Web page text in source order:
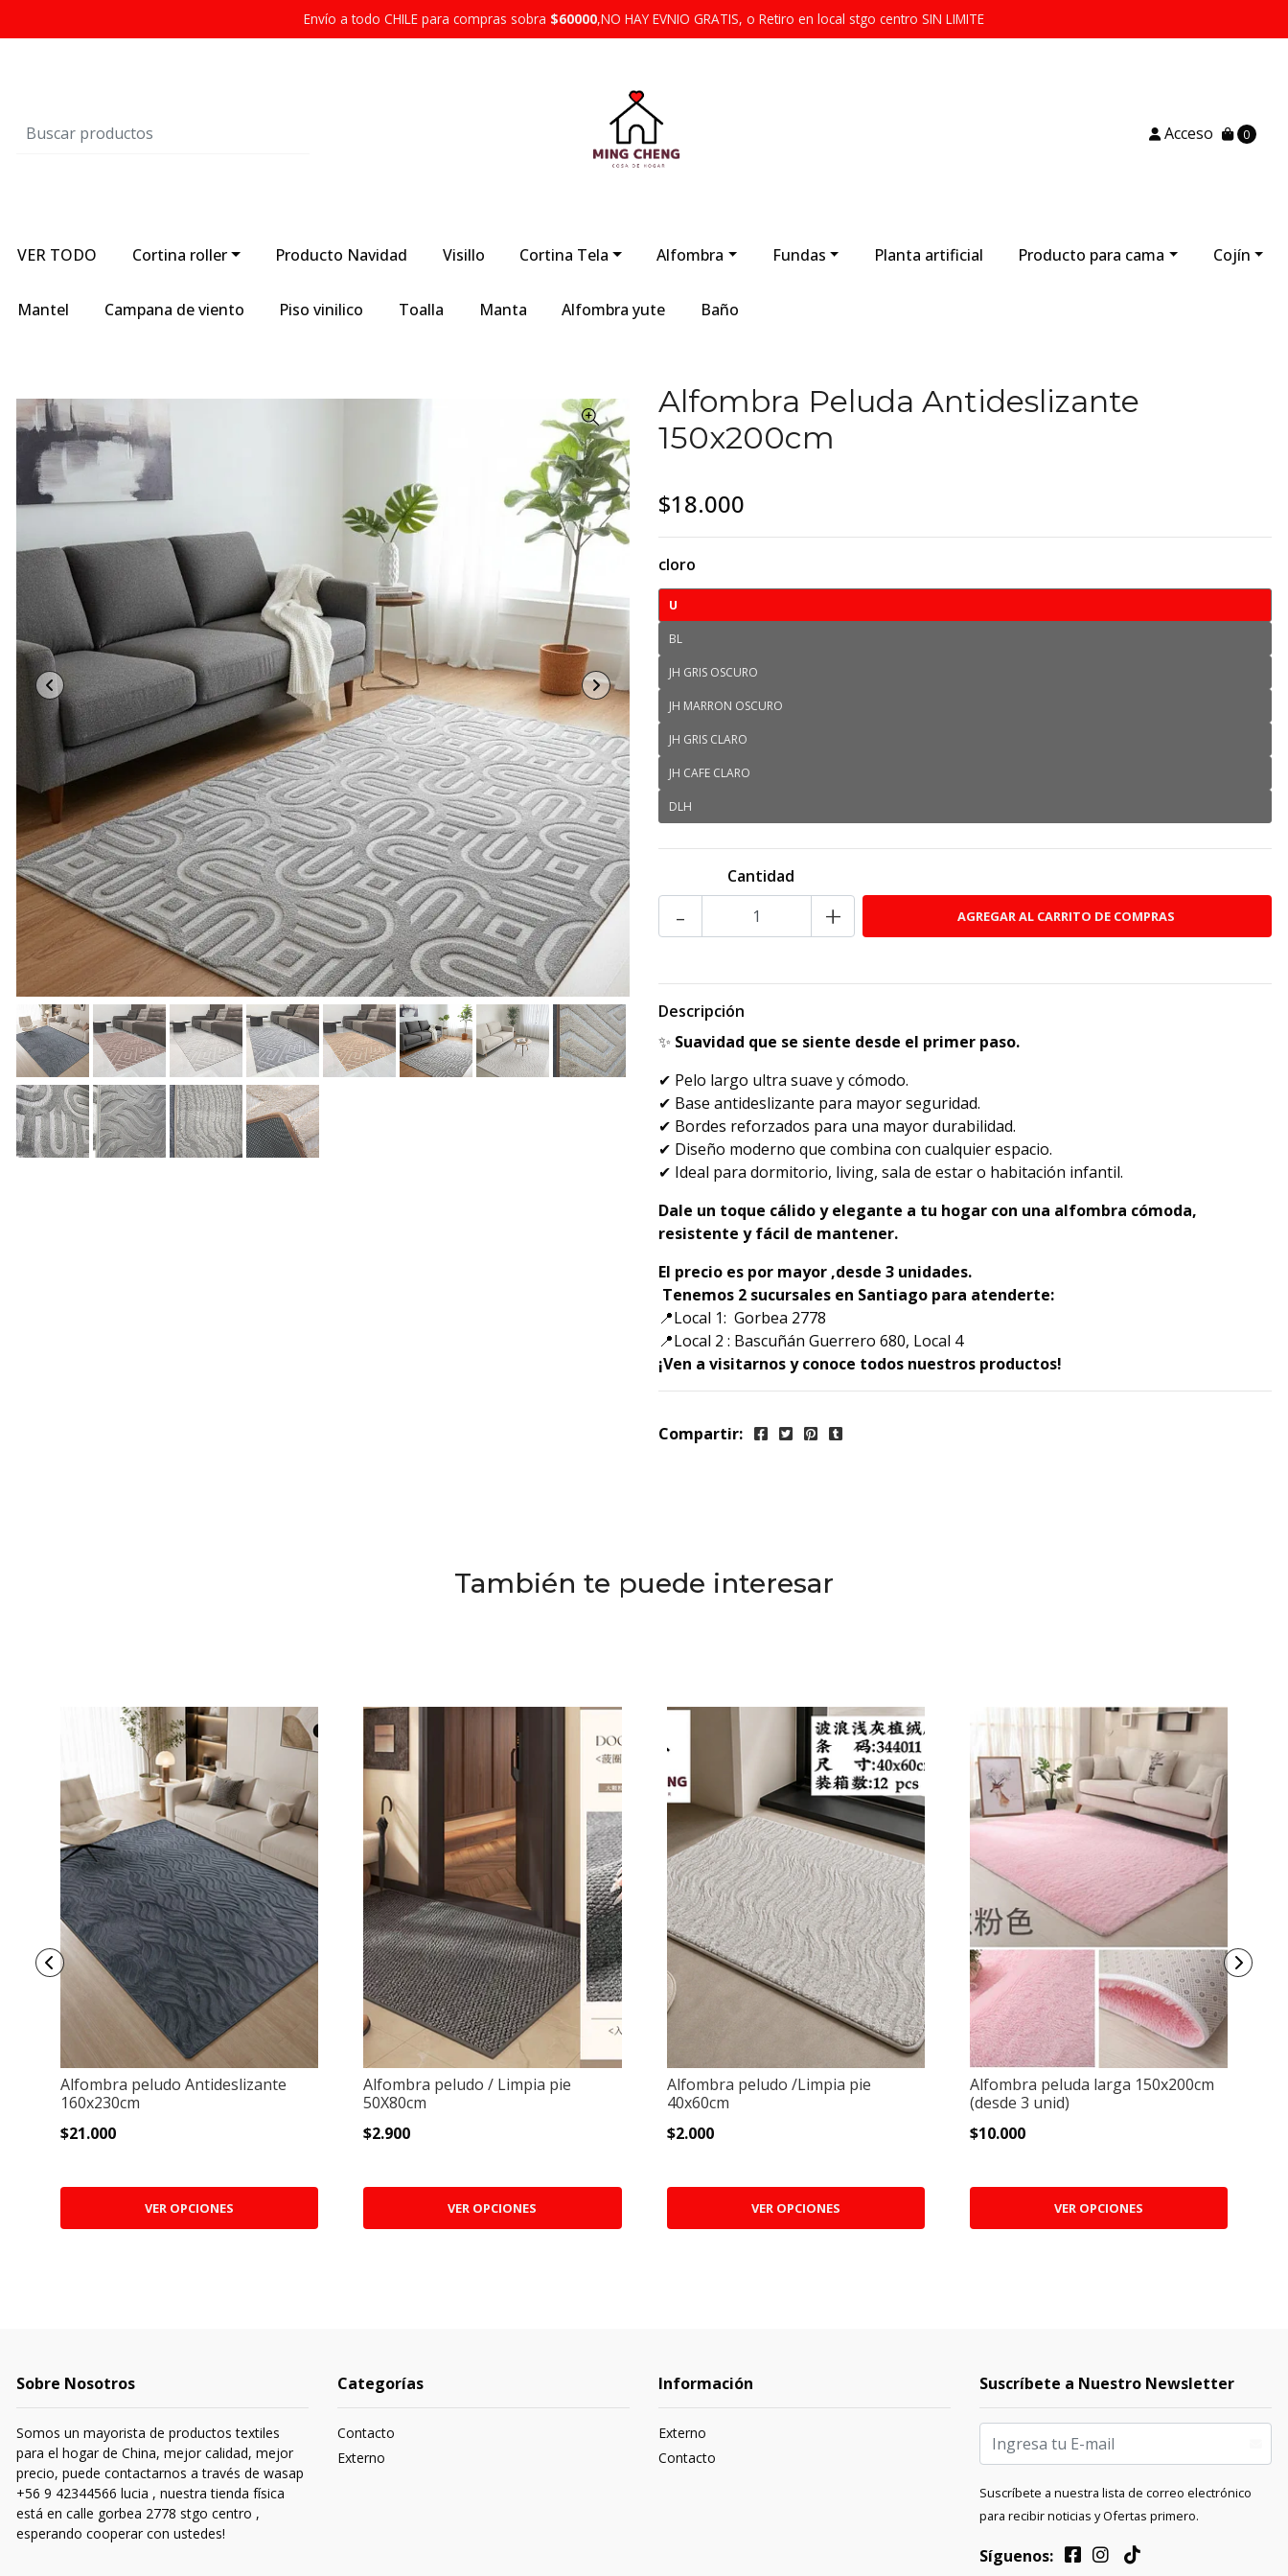
Envío a todo CHILE para compras sobra $60000,NO HAY EVNIO GRATIS, o Retiro en local stgo centro SIN LIMITE
Acceso 0
VER TODO Cortina roller Producto Navidad Visillo Cortina Tela Alfombra Fundas Planta artificial Producto para cama Cojín
Mantel Campana de viento Piso vinilico Toalla Manta Alfombra yute Baño
Alfombra Peluda Antideslizante
150x200cm
$18.000
cloro
U
BL
JH GRIS OSCURO
JH MARRON OSCURO
JH GRIS CLARO
JH CAFE CLARO
DLH
Cantidad
- +
Descripción
✨ Suavidad que se siente desde el primer paso.
✔ Pelo largo ultra suave y cómodo.
✔ Base antideslizante para mayor seguridad.
✔ Bordes reforzados para una mayor durabilidad.
✔ Diseño moderno que combina con cualquier espacio.
✔ Ideal para dormitorio, living, sala de estar o habitación infantil.
Dale un toque cálido y elegante a tu hogar con una alfombra cómoda,
resistente y fácil de mantener.
El precio es por mayor ,desde 3 unidades.
Tenemos 2 sucursales en Santiago para atenderte:
📍Local 1: Gorbea 2778
📍Local 2 : Bascuñán Guerrero 680, Local 4
¡Ven a visitarnos y conoce todos nuestros productos!
Compartir:
También te puede interesar
Alfombra peludo Antideslizante
160x230cm
$21.000
VER OPCIONES
Alfombra peludo / Limpia pie
50X80cm
$2.900
VER OPCIONES
Alfombra peludo /Limpia pie
40x60cm
$2.000
VER OPCIONES
Alfombra peluda larga 150x200cm
(desde 3 unid)
$10.000
VER OPCIONES
Sobre Nosotros
Somos un mayorista de productos textiles
para el hogar de China, mejor calidad, mejor
precio, puede contactarnos a través de wasap
+56 9 42344566 lucia , nuestra tienda física
está en calle gorbea 2778 stgo centro ,
esperando cooperar con ustedes!
Categorías
Contacto
Externo
Información
Externo
Contacto
Suscríbete a Nuestro Newsletter
Suscríbete a nuestra lista de correo electrónico
para recibir noticias y Ofertas primero.
Síguenos: